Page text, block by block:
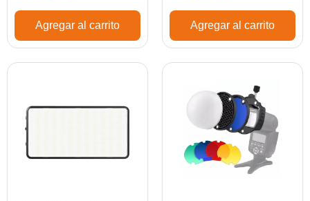
Agregar al carrito Agregar al carrito